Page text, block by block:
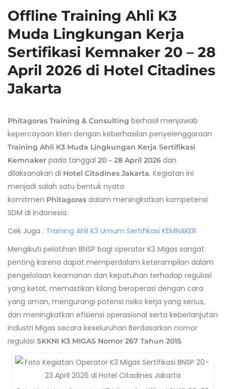
Offline Training Ahli K3
Muda Lingkungan Kerja
Sertifikasi Kemnaker 20 – 28
April 2026 di Hotel Citadines
Jakarta
Phitagoras Training & Consulting berhasil menjawab
kepercayaan klien dengan keberhasilan penyelenggaraan
Training Ahli K3 Muda Lingkungan Kerja Sertifikasi
Kemnaker pada tanggal 20 – 28 April 2026 dan
dilaksanakan di Hotel Citadines Jakarta. Kegiatan ini
menjadi salah satu bentuk nyata
komitmen Phitagoras dalam meningkatkan kompetensi
SDM di Indonesia.
Cek Juga : Training Ahli K3 Umum Sertifikasi KEMNAKER
Mengikuti pelatihan BNSP bagi operator K3 Migas sangat
penting karena dapat memperdalam keterampilan dalam
pengelolaan keamanan dan kepatuhan terhadap regulasi
yang ketat, memastikan kilang beroperasi dengan cara
yang aman, mengurangi potensi risiko kerja yang serius,
dan meningkatkan efisiensi operasional serta keberlanjutan
industri Migas secara keseluruhan Berdasarkan nomor
regulasi SKKNI K3 MIGAS Nomor 267 Tahun 2015.